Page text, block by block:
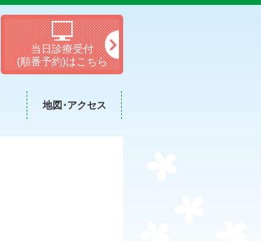
当日診療受付
(順番予約)はこちら
地図･アクセス